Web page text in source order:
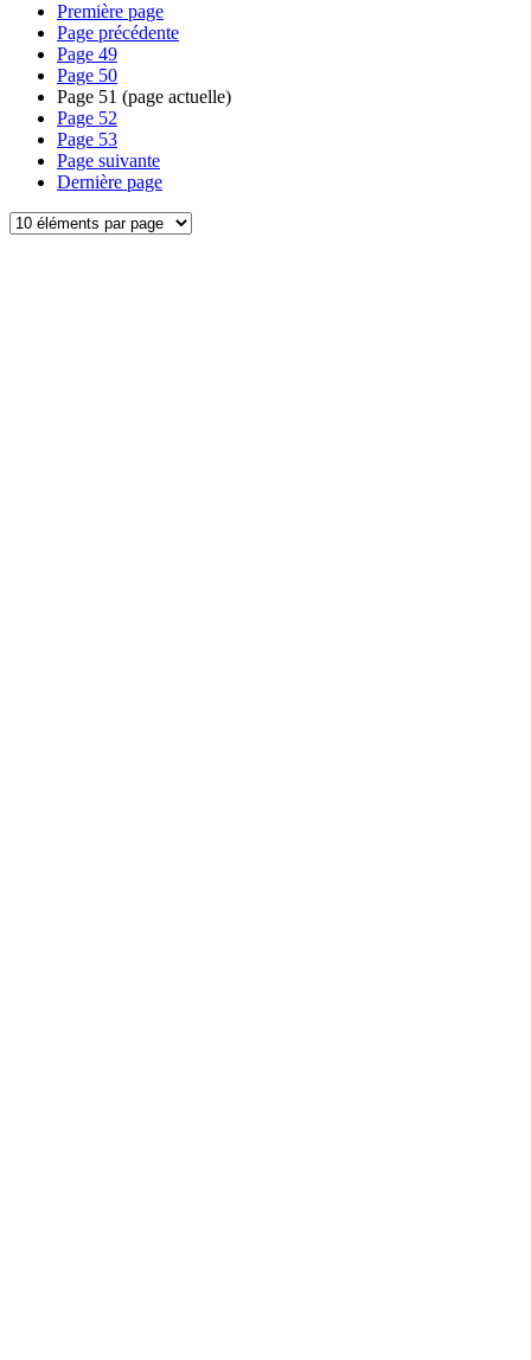
Première page
Page précédente
Page 49
Page 50
Page 51 (page actuelle)
Page 52
Page 53
Page suivante
Dernière page